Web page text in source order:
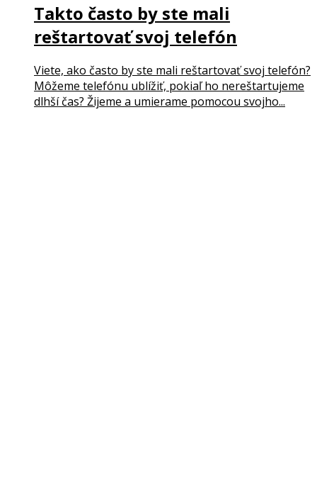
Takto často by ste mali
reštartovať svoj telefón
Viete, ako často by ste mali reštartovať svoj telefón?
Môžeme telefónu ublížiť, pokiaľ ho nereštartujeme
dlhší čas? Žijeme a umierame pomocou svojho...